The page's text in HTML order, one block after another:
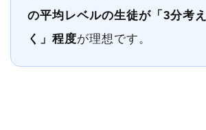
の平均レベルの生徒が「3分考
く」程度が理想です。